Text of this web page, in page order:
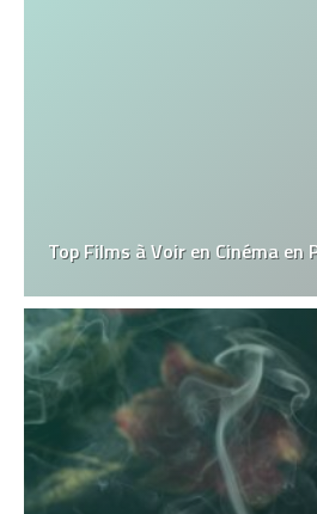
Top Films à Voir en Cinéma en